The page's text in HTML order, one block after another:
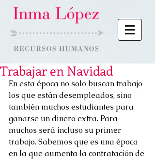
Trabajar en Navidad
En esta época no solo buscan trabajo
los que están desempleados, sino
también muchos estudiantes para
ganarse un dinero extra. Para
muchos será incluso su primer
trabajo. Sabemos que es una época
en la que aumenta la contratación de